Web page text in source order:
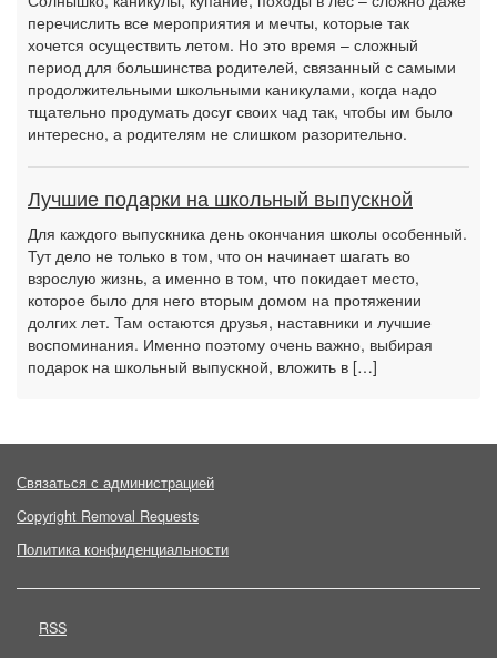
перечислить все мероприятия и мечты, которые так
хочется осуществить летом. Но это время – сложный
период для большинства родителей, связанный с самыми
продолжительными школьными каникулами, когда надо
тщательно продумать досуг своих чад так, чтобы им было
интересно, а родителям не слишком разорительно.
Лучшие подарки на школьный выпускной
Для каждого выпускника день окончания школы особенный.
Тут дело не только в том, что он начинает шагать во
взрослую жизнь, а именно в том, что покидает место,
которое было для него вторым домом на протяжении
долгих лет. Там остаются друзья, наставники и лучшие
воспоминания. Именно поэтому очень важно, выбирая
подарок на школьный выпускной, вложить в […]
Связаться с администрацией
Copyright Removal Requests
Политика конфиденциальности
RSS